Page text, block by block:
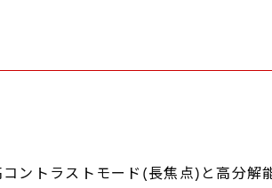
ントラストモード(長焦点)と高分解